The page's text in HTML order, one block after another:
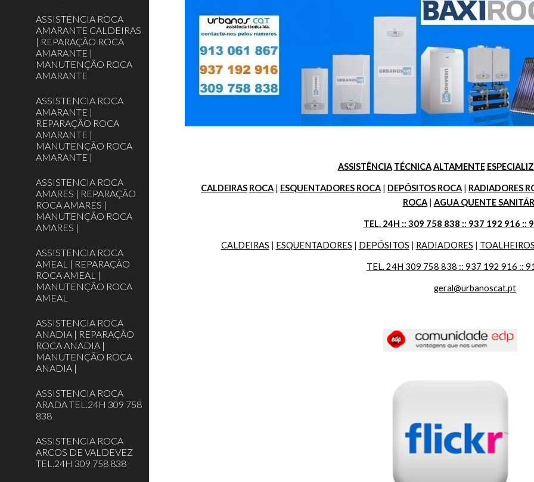
ASSISTENCIA ROCA
AMARANTE CALDEIRAS
| REPARAÇÃO ROCA
AMARANTE |
MANUTENÇÃO ROCA
AMARANTE
ASSISTENCIA ROCA
AMARANTE |
REPARAÇÃO ROCA
AMARANTE |
MANUTENÇÃO ROCA
AMARANTE |
ASSISTENCIA ROCA
AMARES | REPARAÇÃO
ROCA AMARES |
MANUTENÇÃO ROCA
AMARES |
ASSISTENCIA ROCA
AMEAL | REPARAÇÃO
ROCA AMEAL |
MANUTENÇÃO ROCA
AMEAL
ASSISTENCIA ROCA
ANADIA | REPARAÇÃO
ROCA ANADIA |
MANUTENÇÃO ROCA
ANADIA |
ASSISTENCIA ROCA
ARADA TEL.24H 309 758
838
ASSISTENCIA ROCA
ARCOS DE VALDEVEZ
TEL.24H 309 758 838
ASSISTÊNCIA TÉCNICA ALTAMENTE
CALDEIRAS ROCA | ESQUENTADORES ROCA | DEPÓSITOS ROCA | RADIADORES
ROCA | AGUA QUENTE
TEL. 24H :: 309 758 838 :: 937 192 916 ::
CALDEIRAS | ESQUENTADORES | DEPÓSITOS | RADIADORES | TOALHEIROS
TEL. 24H 309 758 838 :: 937 192 916 ::
geral@urbanoscat.pt